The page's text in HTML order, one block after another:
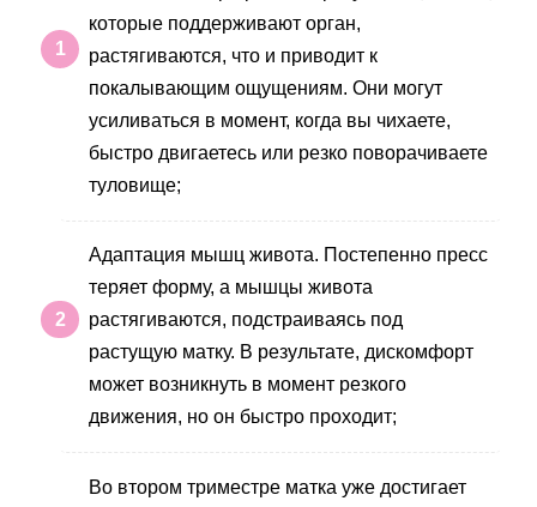
которые поддерживают орган,
растягиваются, что и приводит к
покалывающим ощущениям. Они могут
усиливаться в момент, когда вы чихаете,
быстро двигаетесь или резко поворачиваете
туловище;
Адаптация мышц живота. Постепенно пресс
теряет форму, а мышцы живота
растягиваются, подстраиваясь под
растущую матку. В результате, дискомфорт
может возникнуть в момент резкого
движения, но он быстро проходит;
Во втором триместре матка уже достигает